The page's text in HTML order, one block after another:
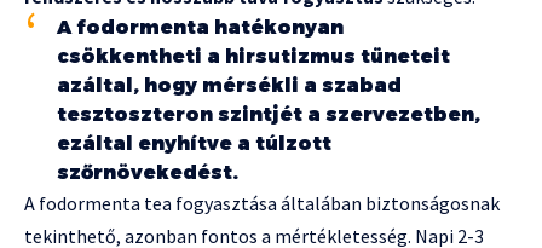
A fodormenta hatékonyan
csökkentheti a hirsutizmus tüneteit
azáltal, hogy mérsékli a szabad
tesztoszteron szintjét a szervezetben,
ezáltal enyhítve a túlzott
szőrnövekedést.
A fodormenta tea fogyasztása általában biztonságosnak
tekinthető, azonban fontos a mértékletesség. Napi 2-3